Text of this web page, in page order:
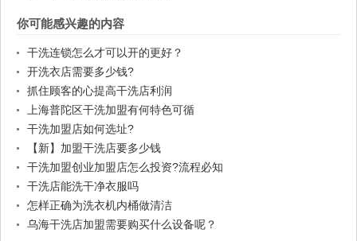
你可能感兴趣的内容
干洗连锁怎么才可以开的更好？
开洗衣店需要多少钱?
抓住顾客的心提高干洗店利润
上海普陀区干洗加盟有何特色可循
干洗加盟店如何选址?
【新】加盟干洗店要多少钱
干洗加盟创业加盟店怎么投资?流程必知
干洗店能洗干净衣服吗
怎样正确为洗衣机内桶做清洁
乌海干洗店加盟需要购买什么设备呢？